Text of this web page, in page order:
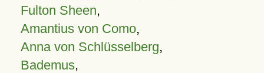
Fulton Sheen,
Amantius von Como,
Anna von Schlüsselberg,
Bademus,